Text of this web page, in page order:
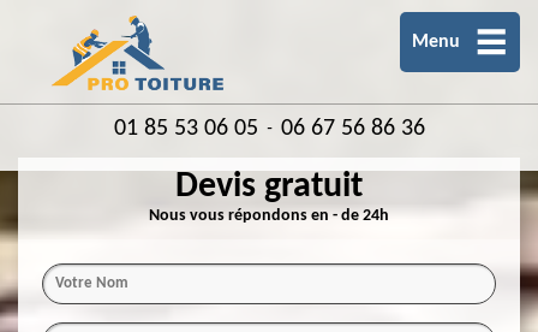
Menu
01 85 53 06 05 - 06 67 56 86 36
Devis gratuit
Nous vous répondons en - de 24h